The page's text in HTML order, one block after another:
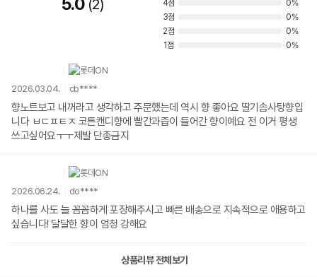
2
4점
0%
3점
0%
2점
0%
1점
0%
2026.03.04. cb****
향노트보고 내꺼라고 생각하고 주문했는데 역시 향 좋아요 딸기솜사탕향입
니다 ㅂㄷㅍㅌㅈ 코튼캔디향에 빨간과즙이 들어간 향이예요 전 이거 평생
쓰고싶어요ㅜㅜ제발 단종금지
2026.06.24. do****
하나를 사도 늘 꼼꼼하게 포장해주시고 빠른 배송으로 지속적으로 애용하고
싶습니다! 달달한 향이 엄청 강해요
상품리뷰 전체보기